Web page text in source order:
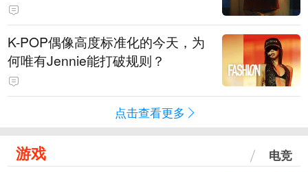
K-POP偶像高度标准化的今天，为
何唯有Jennie能打破规则？
点击查看更多
游戏 电竞